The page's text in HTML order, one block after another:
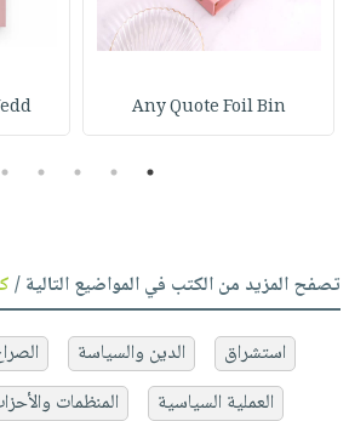
Any Quote Foil Bin
1
2
3
4
5
تصفح المزيد من الكتب في المواضيع التالية /
استشراق الدين والسياسة
العملية السياسية
المنظمات